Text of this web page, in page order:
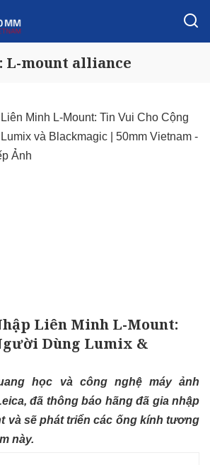
L-mount alliance
Liên Minh L-Mount:
Dùng Lumix &
học và công nghệ máy ảnh
đã thông báo hãng đã gia nhập
và sẽ phát triển các ống kính tương
này.